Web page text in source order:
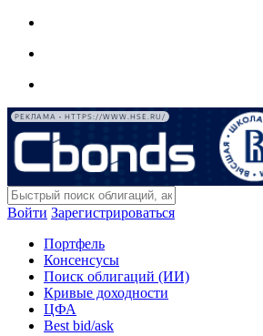
РЕКЛАМА • HTTPS://WWW.HSE.RU/
Войти Зарегистрироваться
Портфель
Консенсусы
Поиск облигаций (ИИ)
Кривые доходности
ЦФА
Best bid/ask